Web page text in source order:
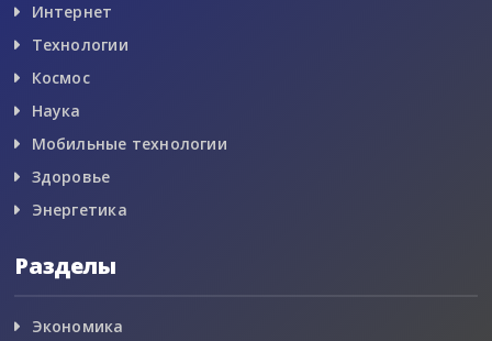
Интернет
Технологии
Космос
Наука
Мобильные технологии
Здоровье
Энергетика
Разделы
Экономика